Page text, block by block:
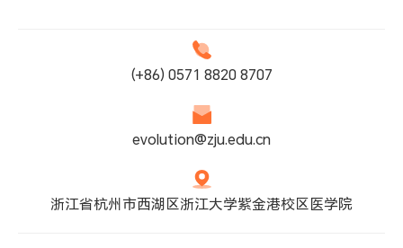
(+86) 0571 8820 8707
evolution@zju.edu.cn
浙江省杭州市西湖区浙江大学紫金港校区医学院